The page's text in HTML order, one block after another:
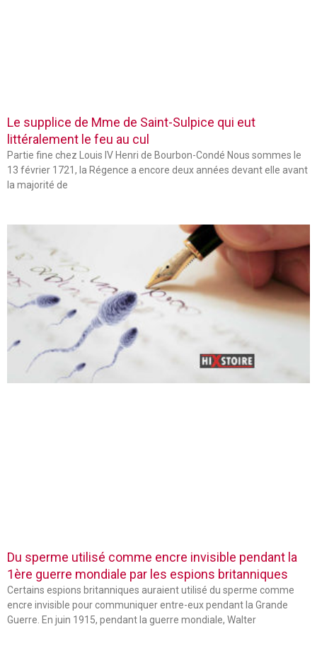
Le supplice de Mme de Saint-Sulpice qui eut
littéralement le feu au cul
Partie fine chez Louis IV Henri de Bourbon-Condé Nous sommes le
13 février 1721, la Régence a encore deux années devant elle avant
la majorité de
Du sperme utilisé comme encre invisible pendant la
1ère guerre mondiale par les espions britanniques
Certains espions britanniques auraient utilisé du sperme comme
encre invisible pour communiquer entre-eux pendant la Grande
Guerre. En juin 1915, pendant la guerre mondiale, Walter